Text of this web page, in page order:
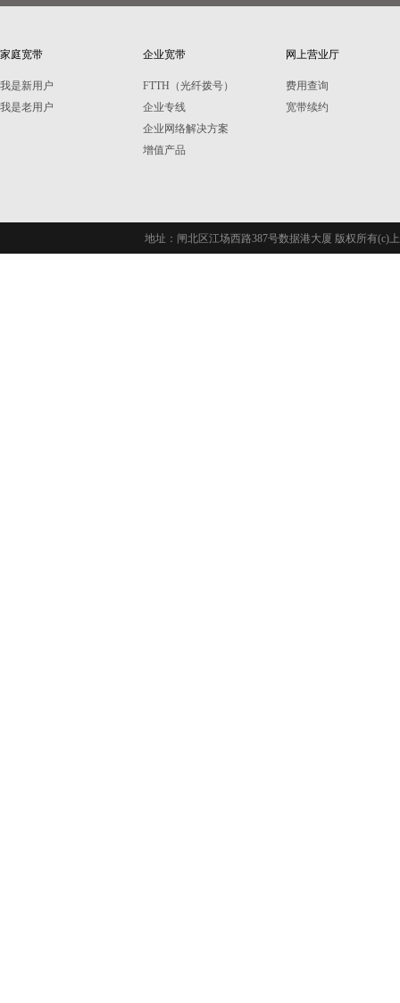
家庭宽带
我是新用户
我是老用户
企业宽带
FTTH（光纤拨号）
企业专线
企业网络解决方案
增值产品
网上营业厅
费用查询
宽带续约
地址：闸北区江场西路387号数据港大厦 版权所有(c)